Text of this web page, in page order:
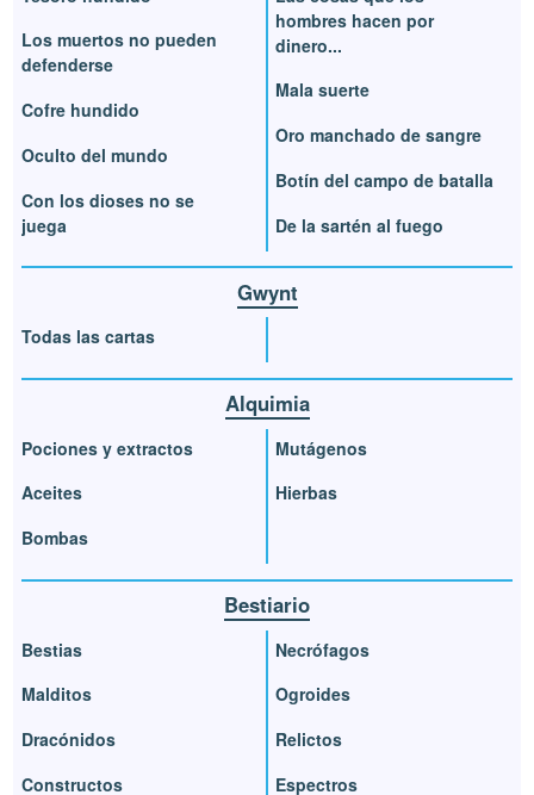
Los muertos no pueden
defenderse
Cofre hundido
Oculto del mundo
Con los dioses no se
juega
hombres hacen por
dinero...
Mala suerte
Oro manchado de sangre
Botín del campo de batalla
De la sartén al fuego
Gwynt
Todas las cartas
Alquimia
Pociones y extractos
Aceites
Bombas
Mutágenos
Hierbas
Bestiario
Bestias
Malditos
Dracónidos
Constructos
Necrófagos
Ogroides
Relictos
Espectros